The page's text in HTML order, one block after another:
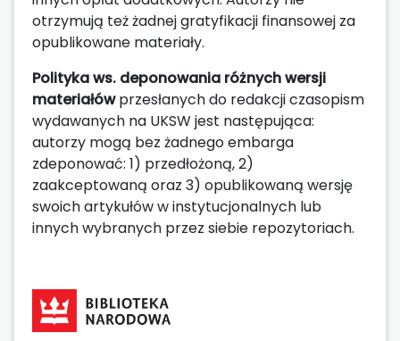
otrzymują też żadnej gratyfikacji finansowej za
opublikowane materiały.
Polityka ws. deponowania różnych wersji
materiałówprzesłanych do redakcji czasopism
wydawanych na UKSW jest następująca:
autorzy mogą bez żadnego embarga
zdeponować: 1) przedłożoną, 2)
zaakceptowaną oraz 3) opublikowaną wersję
swoich artykułów w instytucjonalnych lub
innych wybranych przez siebie repozytoriach.